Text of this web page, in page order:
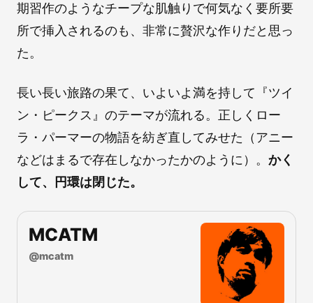
期習作のようなチープな肌触りで何気なく要所要
所で挿入されるのも、非常に贅沢な作りだと思っ
た。
長い長い旅路の果て、いよいよ満を持して『ツイ
ン・ピークス』のテーマが流れる。正しくロー
ラ・パーマーの物語を紡ぎ直してみせた（アニー
などはまるで存在しなかったかのように）。 かく
して、円環は閉じた。
MCATM
@mcatm